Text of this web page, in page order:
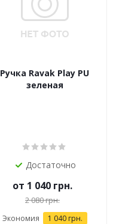
Ручка Ravak Play PU
зеленая
Достаточно
от 1 040 грн.
2 080 грн.
Экономия 1 040 грн.